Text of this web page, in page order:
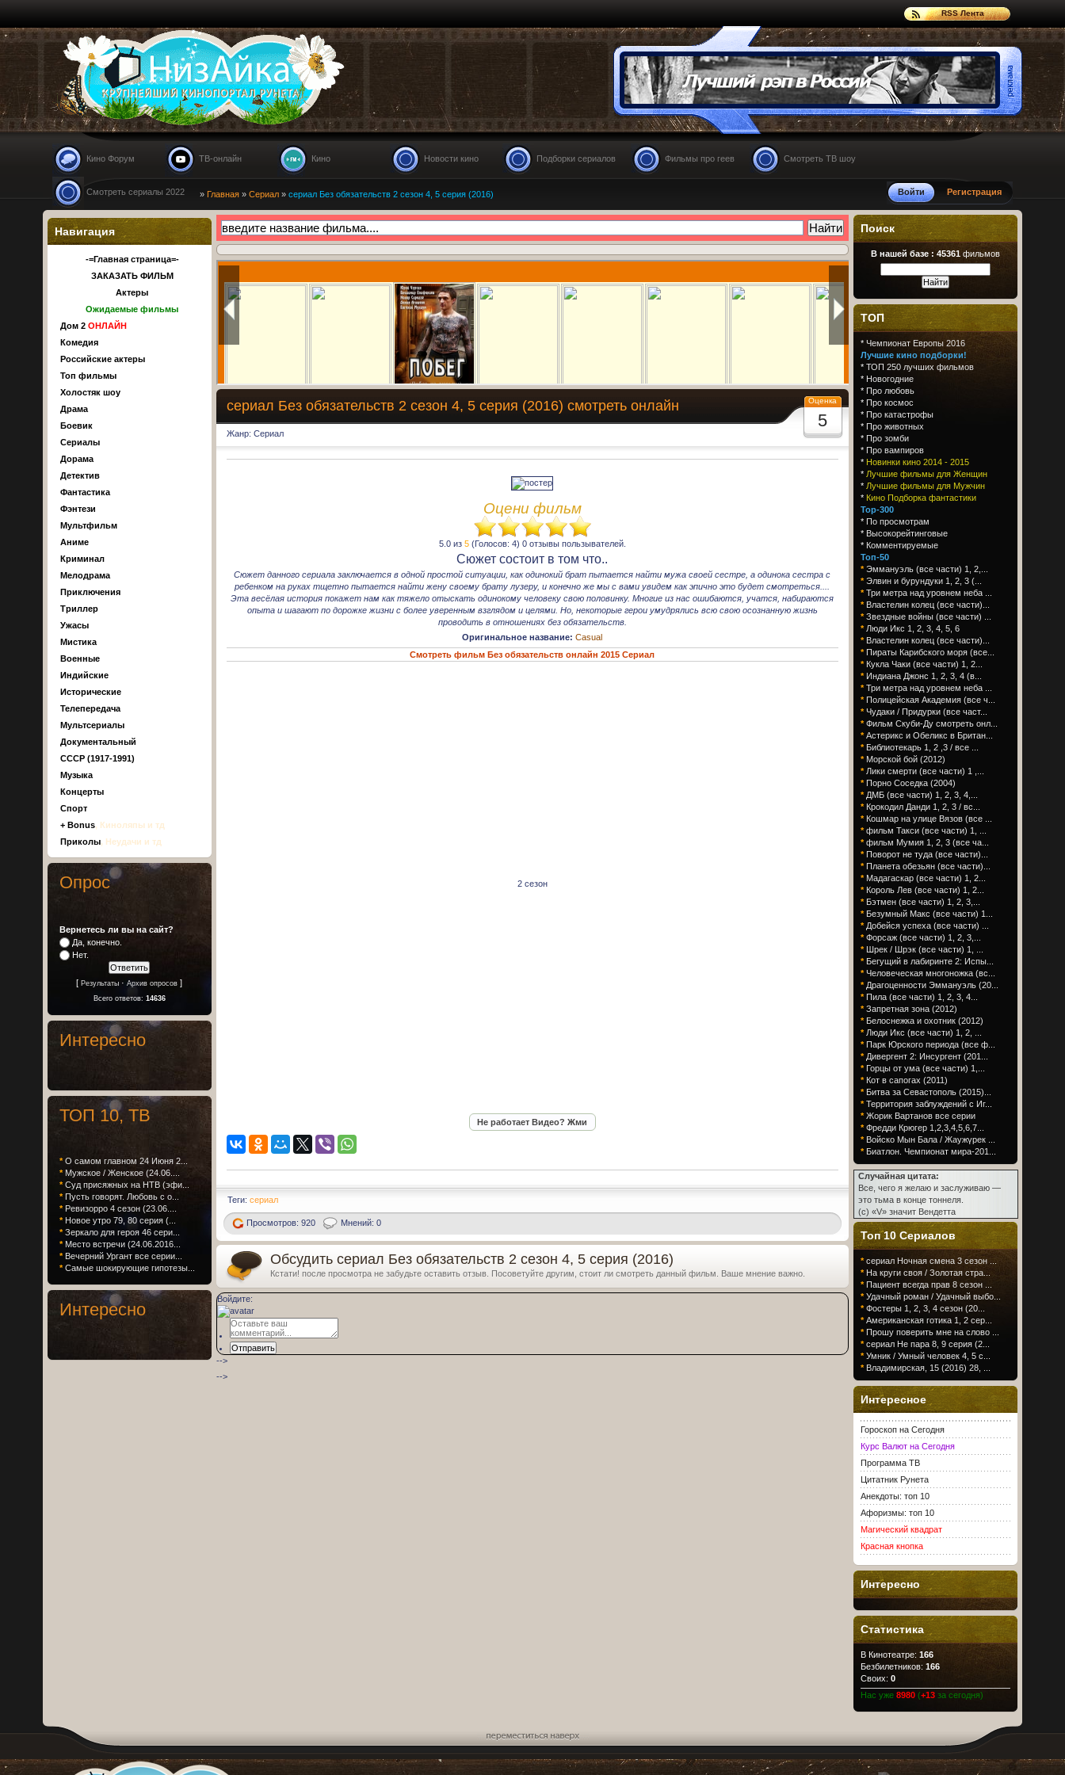
RSS Лента
Nizaika.ru
Кино Форум ТВ-онлайн Кино Новости кино Подборки сериалов Фильмы про геев Смотреть ТВ шоу
Смотреть сериалы 2022 Войти Регистрация
» Главная» Сериал» сериал Без обязательств 2 сезон 4, 5 серия (2016)
сериал Без обязательств 2 сезон 4, 5 серия (2016) смотреть онлайн
Жанр: Сериал
Оценка
5
Оцени фильм
5.0 из 5(Голосов: 4) 0 отзывы пользывателей.
Сюжет состоит в том что..
Сюжет данного сериала заключается в одной простой ситуации, как одинокий брат пытается найти мужа своей сестре, а одинока сестра с
ребенком на руках тщетно пытается найти жену своему брату лузеру, и конечно же мы с вами увидем как эпично это будет смотреться....
Эта весёлая история покажет нам как тяжело отыскать одинокому человеку свою половинку. Многие из нас ошибаются, учатся, набираются
опыта и шагают по дорожке жизни с более уверенным взглядом и целями. Но, некоторые герои умудрялись всю свою осознанную жизнь
проводить в отношениях без обязательств.
Оригинальное название:Casual
Смотреть фильм Без обязательств онлайн 2015 Сериал
2 сезон
Теги: сериал
Просмотров: 920 Мнений: 0
Обсудить сериал Без обязательств 2 сезон 4, 5 серия (2016)
Кстати! после просмотра не забудьте оставить отзыв. Посоветуйте другим, стоит ли смотреть данный фильм. Ваше мнение важно.
Войдите:
Отправить
-->
-->
Поиск
В нашей базе : 45361 фильмов
ТОП
*Чемпионат Европы 2016
Лучшие кино подборки!
*ТОП 250 лучших фильмов
* Новогодние
*Про любовь
*Про космос
*Про катастрофы
*Про животных
*Про зомби
*Про вампиров
* Новинки кино 2014 - 2015
* Лучшие фильмы для Женщин
* Лучшие фильмы для Мужчин
* Кино Подборка фантастики
Top-300
*По просмотрам
* Высокорейтинговые
* Комментируемые
Топ-50
* Эммануэль (все части) 1, 2,...
* Элвин и бурундуки 1, 2, 3 (...
* Три метра над уровнем неба ...
* Властелин колец (все части)...
* Звездные войны (все части) ...
* Люди Икс 1, 2, 3, 4, 5, 6
* Властелин колец (все части)...
* Пираты Карибского моря (все...
* Кукла Чаки (все части) 1, 2...
* Индиана Джонс 1, 2, 3, 4 (в...
* Три метра над уровнем неба ...
* Полицейская Академия (все ч...
* Чудаки / Придурки (все част...
* Фильм Скуби-Ду смотреть онл...
* Астерикс и Обеликс в Британ...
* Библиотекарь 1, 2 ,3 / все ...
* Морской бой (2012)
* Лики смерти (все части) 1 ,...
* Порно Соседка (2004)
* ДМБ (все части) 1, 2, 3, 4,...
* Крокодил Данди 1, 2, 3 / вс...
* Кошмар на улице Вязов (все ...
* фильм Такси (все части) 1, ...
* фильм Мумия 1, 2, 3 (все ча...
* Поворот не туда (все части)...
* Планета обезьян (все части)...
* Мадагаскар (все части) 1, 2...
* Король Лев (все части) 1, 2...
* Бэтмен (все части) 1, 2, 3,...
* Безумный Макс (все части) 1...
* Добейся успеха (все части) ...
* Форсаж (все части) 1, 2, 3,...
* Шрек / Шрэк (все части) 1, ...
* Бегущий в лабиринте 2: Испы...
* Человеческая многоножка (вс...
* Драгоценности Эммануэль (20...
* Пила (все части) 1, 2, 3, 4...
* Запретная зона (2012)
* Белоснежка и охотник (2012)
* Люди Икс (все части) 1, 2, ...
* Парк Юрского периода (все ф...
* Дивергент 2: Инсургент (201...
* Горцы от ума (все части) 1,...
* Кот в сапогах (2011)
* Битва за Севастополь (2015)...
* Территория заблуждений с Иг...
* Жорик Вартанов все серии
* Фредди Крюгер 1,2,3,4,5,6,7...
* Войско Мын Бала / Жаужүрек ...
* Биатлон. Чемпионат мира-201...
Случайная цитата:
Все, чего я желаю и заслуживаю —
это тьма в конце тоннеля.
(c) «V» значит Вендетта
Топ 10 Сериалов
* сериал Ночная смена 3 сезон ...
* На круги своя / Золотая стра...
* Пациент всегда прав 8 сезон ...
* Удачный роман / Удачный выбо...
* Фостеры 1, 2, 3, 4 сезон (20...
* Американская готика 1, 2 сер...
* Прошу поверить мне на слово ...
* сериал Не пара 8, 9 серия (2...
* Умник / Умный человек 4, 5 с...
* Владимирская, 15 (2016) 28, ...
Интересное
Гороскоп на Сегодня
Курс Валют на Сегодня
Программа ТВ
Цитатник Рунета
Анекдоты: топ 10
Афоризмы: топ 10
Магический квадрат
Красная кнопка
Интересно
Статистика
В Кинотеатре:166
Безбилетников:166
Своих:0
Нас уже8980 (+13 за сегодня)
Навигация
-=Главная страница=-
ЗАКАЗАТЬ ФИЛЬМ
Актеры
Ожидаемые фильмы
Дом 2 ОНЛАЙН
Комедия
Российские актеры
Топ фильмы
Холостяк шоу
Драма
Боевик
Сериалы
Дорама
Детектив
Фантастика
Фэнтези
Мультфильм
Аниме
Криминал
Мелодрама
Приключения
Триллер
Ужасы
Мистика
Военные
Индийские
Исторические
Телепередача
Мультсериалы
Документальный
СССР (1917-1991)
Музыка
Концерты
Спорт
+ Bonus, Киноляпы и тд
Приколы, Неудачи и тд
Опрос
Вернетесь ли вы на сайт?
Да, конечно.
Нет.
[Результаты ·Архив опросов ]
Всего ответов: 14636
Интересно
ТОП 10, ТВ
* О самом главном 24 Июня 2...
* Мужское / Женское (24.06....
* Суд присяжных на НТВ (эфи...
* Пусть говорят. Любовь с о...
* Ревизорро 4 сезон (23.06....
* Новое утро 79, 80 серия (...
* Зеркало для героя 46 сери...
* Место встречи (24.06.2016...
* Вечерний Ургант все серии...
* Самые шокирующие гипотезы...
Интересно